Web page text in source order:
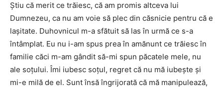
Știu că merit ce trăiesc, că am promis altceva lui
Dumnezeu, ca nu am voie să plec din căsnicie pentru că e
lașitate. Duhovnicul m-a sfătuit să las în urmă ce s-a
întâmplat. Eu nu i-am spus prea în amănunt ce trăiesc în
familie căci m-am gândit să-mi spun păcatele mele, nu
ale soțului. Îmi iubesc soțul, regret că nu mă iubește și
mi-e milă de el. Sunt însă îngrijorată că mă manipulează,